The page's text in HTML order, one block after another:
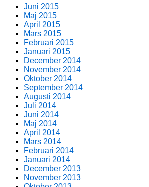
Juni 2015
Maj 2015
April 2015
Mars 2015
Februari 2015
Januari 2015
December 2014
November 2014
Oktober 2014
September 2014
Augusti 2014
Juli 2014
Juni 2014
Maj 2014
April 2014
Mars 2014
Februari 2014
Januari 2014
December 2013
November 2013